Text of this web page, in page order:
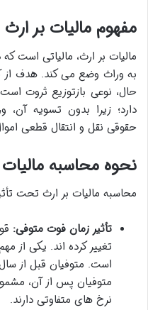
مفهوم مالیات بر
مالیات بر ارث، مالیاتی است
به وراث وضع می کند. هدف از
حال، نوعی بازتوزیع ثروت
دارد؛ زیرا بدون تسویه آن،
حقوقی نقل و انتقال قطعی
نحوه محاسبه
محاسبه مالیات بر ارث تحت
تأثیر زمان فوت متوفی:
متوفیان پس از آن،
نرخ های متفاوتی دارند.